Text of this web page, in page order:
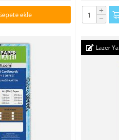
ekle +
−
Lazer